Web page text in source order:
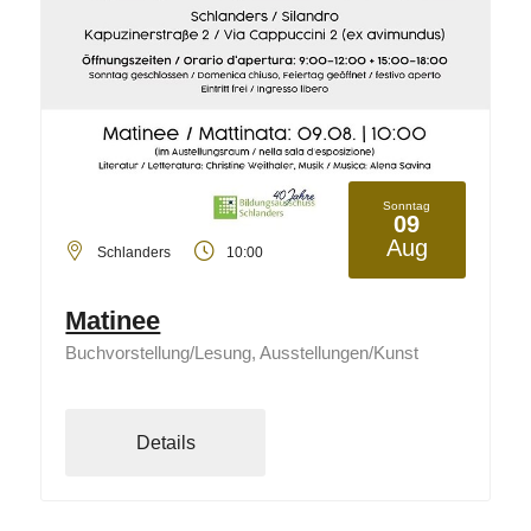
Sonntag
09
Aug
Schlanders 10:00
Matinee
Buchvorstellung/Lesung, Ausstellungen/Kunst
Details